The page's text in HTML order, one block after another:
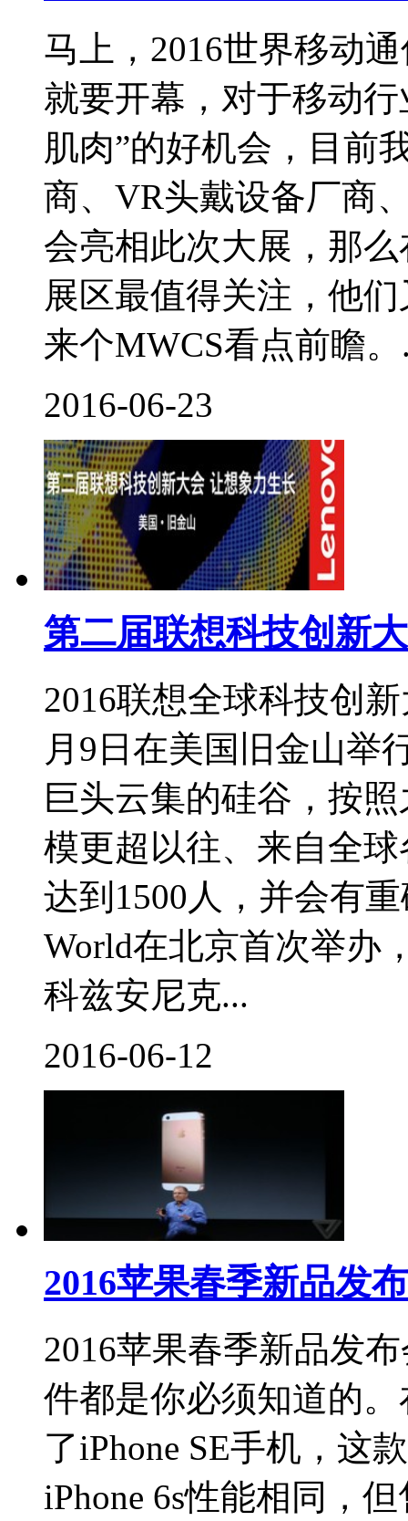
马上，2016世界移动
就要开幕，对于移动
肌肉”的好机会，目前
商、VR头戴设备厂商
会亮相此次大展，那
展区最值得关注，他
来个MWCS看点前瞻。
2016-06-23
第二届联想科技创新
2016联想全球科技创
月9日在美国旧金山举
巨头云集的硅谷，按
模更超以往、来自全
达到1500人，并会有
World在北京首次举办
科兹安尼克...
2016-06-12
2016苹果春季新品发
2016苹果春季新品发
件都是你必须知道的
了iPhone SE手机，这
iPhone 6s性能相同，